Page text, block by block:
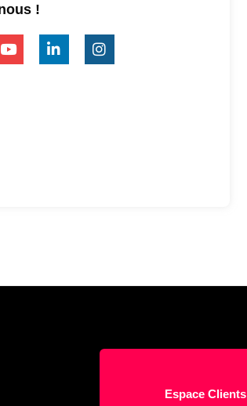
!
Espace Clients